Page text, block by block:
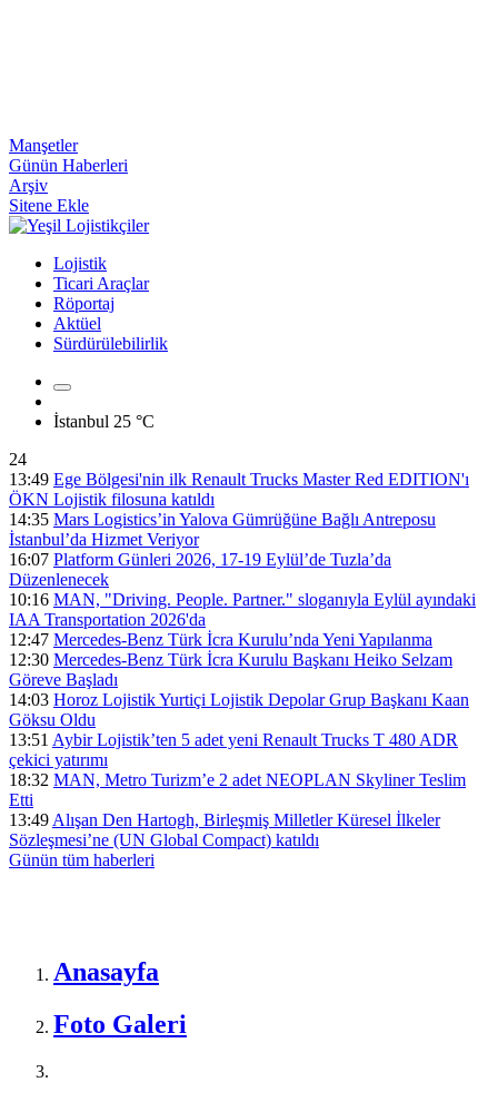
Manşetler
Günün Haberleri
Arşiv
Sitene Ekle
Lojistik
Ticari Araçlar
Röportaj
Aktüel
Sürdürülebilirlik
İstanbul 25 °C
24
13:49 Ege Bölgesi'nin ilk Renault Trucks Master Red EDITION'ı
ÖKN Lojistik filosuna katıldı
14:35 Mars Logistics’in Yalova Gümrüğüne Bağlı Antreposu
İstanbul’da Hizmet Veriyor
16:07 Platform Günleri 2026, 17-19 Eylül’de Tuzla’da
Düzenlenecek
10:16 MAN, "Driving. People. Partner." sloganıyla Eylül ayındaki
IAA Transportation 2026'da
12:47 Mercedes-Benz Türk İcra Kurulu’nda Yeni Yapılanma
12:30 Mercedes-Benz Türk İcra Kurulu Başkanı Heiko Selzam
Göreve Başladı
14:03 Horoz Lojistik Yurtiçi Lojistik Depolar Grup Başkanı Kaan
Göksu Oldu
13:51 Aybir Lojistik’ten 5 adet yeni Renault Trucks T 480 ADR
çekici yatırımı
18:32 MAN, Metro Turizm’e 2 adet NEOPLAN Skyliner Teslim
Etti
13:49 Alışan Den Hartogh, Birleşmiş Milletler Küresel İlkeler
Sözleşmesi’ne (UN Global Compact) katıldı
Günün tüm haberleri
Anasayfa
Foto Galeri